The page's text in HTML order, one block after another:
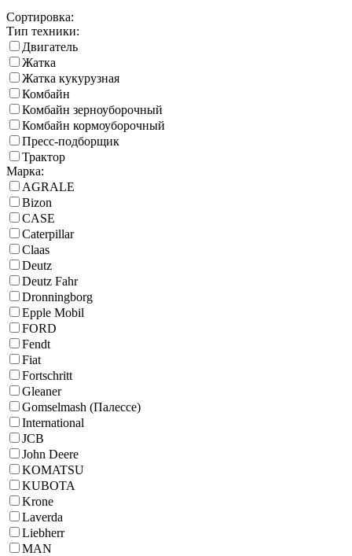
Сортировка:
Тип техники:
Двигатель
Жатка
Жатка кукурузная
Комбайн
Комбайн зерноуборочный
Комбайн кормоуборочный
Пресс-подборщик
Трактор
Марка:
AGRALE
Bizon
CASE
Caterpillar
Claas
Deutz
Deutz Fahr
Dronningborg
Epple Mobil
FORD
Fendt
Fiat
Fortschritt
Gleaner
Gomselmash (Палессе)
International
JCB
John Deere
KOMATSU
KUBOTA
Krone
Laverda
Liebherr
MAN